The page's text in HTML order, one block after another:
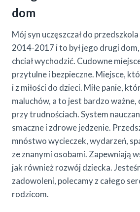
dom
Mój syn uczęszczał do
2014-2017 i to był jego drugi
chciał wychodzić. Cudowne
przytulne i bezpieczne. Miejsce,
i z miłości do dzieci. Miłe panie,
maluchów, a to jest bardzo ważne,
przy trudnościach. System
smaczne i zdrowe jedzenie.
mnóstwo wycieczek, wydarzeń,
ze znanymi osobami. Zapewniają
jak również rozwój dziecka.
zadowoleni, polecamy z całego
rodzicom.